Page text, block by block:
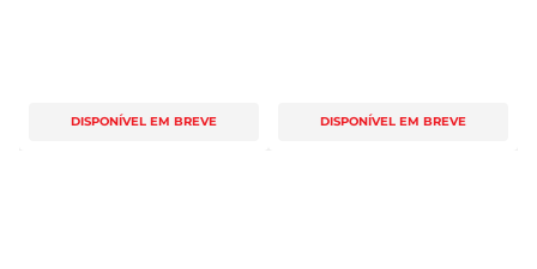
DISPONÍVEL EM BREVE DISPONÍVEL EM BREVE